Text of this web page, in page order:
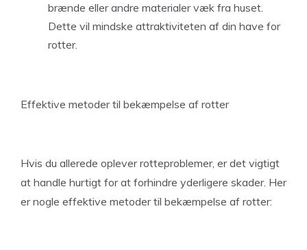
brænde eller andre materialer væk fra huset.
Dette vil mindske attraktiviteten af din have for
rotter.
Effektive metoder til bekæmpelse af rotter
Hvis du allerede oplever rotteproblemer, er det vigtigt
at handle hurtigt for at forhindre yderligere skader. Her
er nogle effektive metoder til bekæmpelse af rotter: